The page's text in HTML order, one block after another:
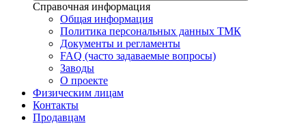
Справочная информация
Общая информация
Политика персональных данных ТМК
Документы и регламенты
FAQ (часто задаваемые вопросы)
Заводы
О проекте
Физическим лицам
Контакты
Продавцам